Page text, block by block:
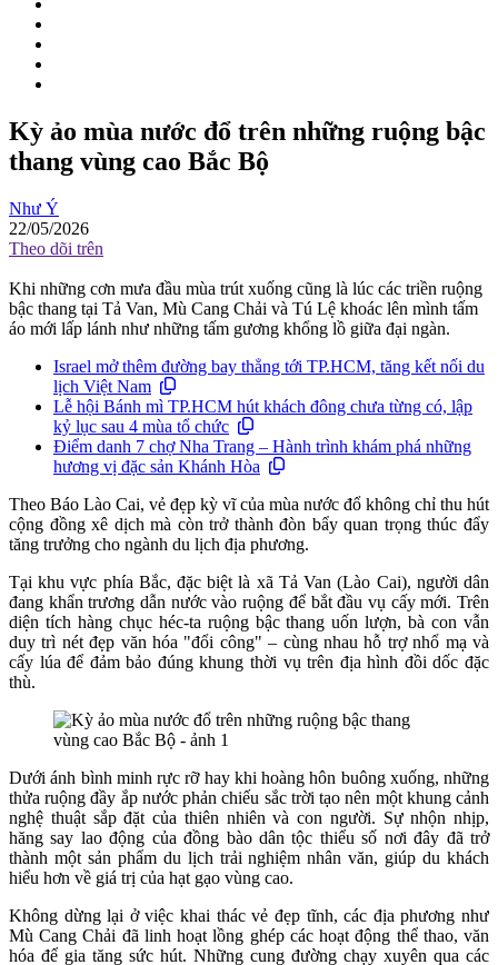
Kỳ ảo mùa nước đổ trên những ruộng bậc
thang vùng cao Bắc Bộ
Như Ý
22/05/2026
Theo dõi trên
Khi những cơn mưa đầu mùa trút xuống cũng là lúc các triền ruộng
bậc thang tại Tả Van, Mù Cang Chải và Tú Lệ khoác lên mình tấm
áo mới lấp lánh như những tấm gương khổng lồ giữa đại ngàn.
Israel mở thêm đường bay thẳng tới TP.HCM, tăng kết nối du
lịch Việt Nam
Lễ hội Bánh mì TP.HCM hút khách đông chưa từng có, lập
kỷ lục sau 4 mùa tổ chức
Điểm danh 7 chợ Nha Trang – Hành trình khám phá những
hương vị đặc sản Khánh Hòa
Theo Báo Lào Cai, vẻ đẹp kỳ vĩ của mùa nước đổ không chỉ thu hút
cộng đồng xê dịch mà còn trở thành đòn bẩy quan trọng thúc đẩy
tăng trưởng cho ngành du lịch địa phương.
Tại khu vực phía Bắc, đặc biệt là xã Tả Van (Lào Cai), người dân
đang khẩn trương dẫn nước vào ruộng để bắt đầu vụ cấy mới. Trên
diện tích hàng chục héc-ta ruộng bậc thang uốn lượn, bà con vẫn
duy trì nét đẹp văn hóa "đổi công" – cùng nhau hỗ trợ nhổ mạ và
cấy lúa để đảm bảo đúng khung thời vụ trên địa hình đồi dốc đặc
thù.
Dưới ánh bình minh rực rỡ hay khi hoàng hôn buông xuống, những
thửa ruộng đầy ắp nước phản chiếu sắc trời tạo nên một khung cảnh
nghệ thuật sắp đặt của thiên nhiên và con người. Sự nhộn nhịp,
hăng say lao động của đồng bào dân tộc thiểu số nơi đây đã trở
thành một sản phẩm du lịch trải nghiệm nhân văn, giúp du khách
hiểu hơn về giá trị của hạt gạo vùng cao.
Không dừng lại ở việc khai thác vẻ đẹp tĩnh, các địa phương như
Mù Cang Chải đã linh hoạt lồng ghép các hoạt động thể thao, văn
hóa để gia tăng sức hút. Những cung đường chạy xuyên qua các